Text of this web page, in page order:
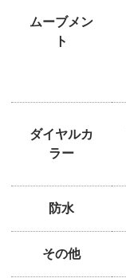
ムーブメン
ト
ダイヤルカ
ラー
防水
その他